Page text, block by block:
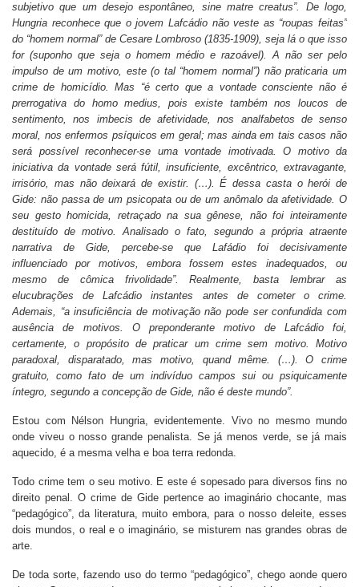
subjetivo que um desejo espontâneo, sine matre creatus”. De logo,
Hungria reconhece que o jovem Lafcádio não veste as “roupas feitas”
do “homem normal” de Cesare Lombroso (1835-1909), seja lá o que isso
for (suponho que seja o homem médio e razoável). A não ser pelo
impulso de um motivo, este (o tal “homem normal”) não praticaria um
crime de homicídio. Mas “é certo que a vontade consciente não é
prerrogativa do homo medius, pois existe também nos loucos de
sentimento, nos imbecis de afetividade, nos analfabetos de senso
moral, nos enfermos psíquicos em geral; mas ainda em tais casos não
será possível reconhecer-se uma vontade imotivada. O motivo da
iniciativa da vontade será fútil, insuficiente, excêntrico, extravagante,
irrisório, mas não deixará de existir. (…). É dessa casta o herói de
Gide: não passa de um psicopata ou de um anômalo da afetividade. O
seu gesto homicida, retraçado na sua gênese, não foi inteiramente
destituído de motivo. Analisado o fato, segundo a própria atraente
narrativa de Gide, percebe-se que Lafádio foi decisivamente
influenciado por motivos, embora fossem estes inadequados, ou
mesmo de cômica frivolidade”. Realmente, basta lembrar as
elucubrações de Lafcádio instantes antes de cometer o crime.
Ademais, “a insuficiência de motivação não pode ser confundida com
ausência de motivos. O preponderante motivo de Lafcádio foi,
certamente, o propósito de praticar um crime sem motivo. Motivo
paradoxal, disparatado, mas motivo, quand même. (…). O crime
gratuito, como fato de um indivíduo campos sui ou psiquicamente
íntegro, segundo a concepção de Gide, não é deste mundo”.
Estou com Nélson Hungria, evidentemente. Vivo no mesmo mundo
onde viveu o nosso grande penalista. Se já menos verde, se já mais
aquecido, é a mesma velha e boa terra redonda.
Todo crime tem o seu motivo. E este é sopesado para diversos fins no
direito penal. O crime de Gide pertence ao imaginário chocante, mas
“pedagógico”, da literatura, muito embora, para o nosso deleite, esses
dois mundos, o real e o imaginário, se misturem nas grandes obras de
arte.
De toda sorte, fazendo uso do termo “pedagógico”, chego aonde quero